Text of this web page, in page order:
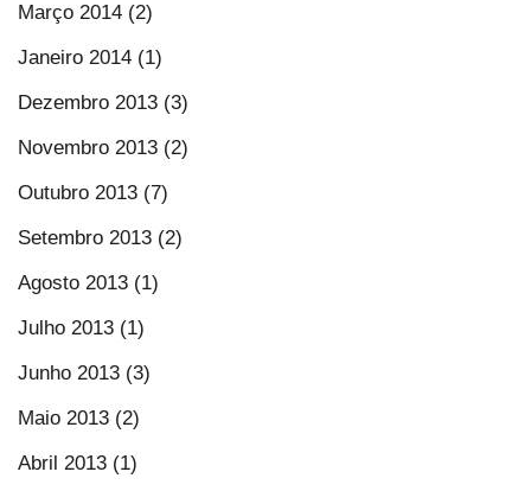
Março 2014 (2)
Janeiro 2014 (1)
Dezembro 2013 (3)
Novembro 2013 (2)
Outubro 2013 (7)
Setembro 2013 (2)
Agosto 2013 (1)
Julho 2013 (1)
Junho 2013 (3)
Maio 2013 (2)
Abril 2013 (1)